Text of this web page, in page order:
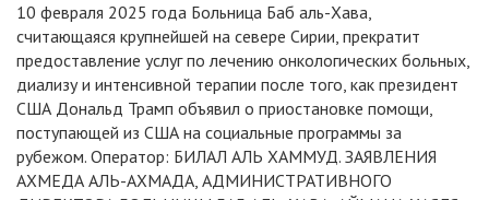
10 февраля 2025 года Больница Баб аль-Хава,
считающаяся крупнейшей на севере Сирии, прекратит
предоставление услуг по лечению онкологических больных,
диализу и интенсивной терапии после того, как президент
США Дональд Трамп объявил о приостановке помощи,
поступающей из США на социальные программы за
рубежом. Оператор: БИЛАЛ АЛЬ ХАММУД. ЗАЯВЛЕНИЯ
АХМЕДА АЛЬ-АХМАДА, АДМИНИСТРАТИВНОГО